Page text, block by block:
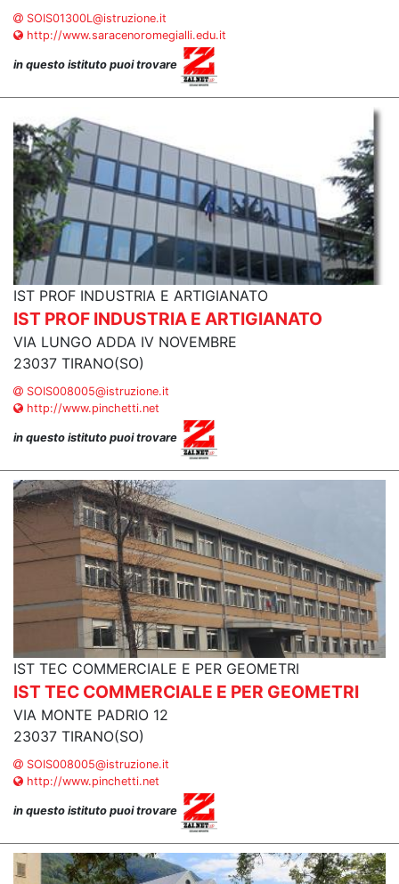
SOIS01300L@istruzione.it
http://www.saracenoromegialli.edu.it
in questo istituto puoi trovare
IST PROF INDUSTRIA E ARTIGIANATO
IST PROF INDUSTRIA E ARTIGIANATO
VIA LUNGO ADDA IV NOVEMBRE
23037 TIRANO(SO)
SOIS008005@istruzione.it
http://www.pinchetti.net
in questo istituto puoi trovare
IST TEC COMMERCIALE E PER GEOMETRI
IST TEC COMMERCIALE E PER GEOMETRI
VIA MONTE PADRIO 12
23037 TIRANO(SO)
SOIS008005@istruzione.it
http://www.pinchetti.net
in questo istituto puoi trovare